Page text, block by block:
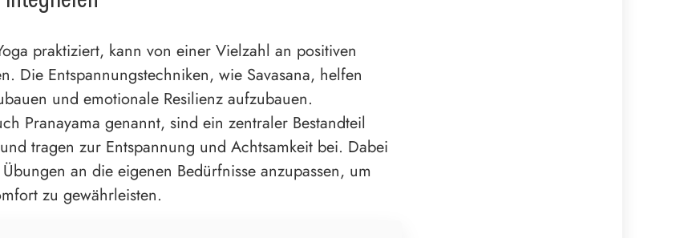
praktiziert, kann von einer Vielzahl an positiven
Die Entspannungstechniken, wie Savasana, helfen
und emotionale Resilienz aufzubauen.
Pranayama genannt, sind ein zentraler Bestandteil
tragen zur Entspannung und Achtsamkeit bei. Dabei
an die eigenen Bedürfnisse anzupassen, um
zu gewährleisten.